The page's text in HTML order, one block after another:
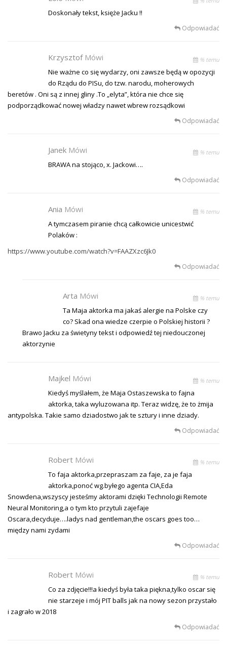
Doskonały tekst, księże Jacku !!
Odpowiadać
Krzysztof Mówi % temu
Nie ważne co się wydarzy, oni zawsze będą w opozycji
do Rządu do PISu, do tzw. narodu, moherowych
beretów . Oni są z innej gliny .To „elyta”, która nie chce się
podporządkować nowej władzy nawet wbrew rozsądkowi
Odpowiadać
Janek Mówi % temu
BRAWA na stojąco, x. Jackowi….
Odpowiadać
Ania Mówi % temu
A tymczasem piranie chcą całkowicie unicestwić
Polaków :
https://www.youtube.com/watch?v=FAAZXzc6Jk0
Odpowiadać
Arta Mówi % temu
Ta Maja aktorka ma jakaś alergie na Polske czy
co? Skad ona wiedze czerpie o Polskiej historii ?
Brawo Jacku za świetyny tekst i odpowiedź tej niedouczonej
aktorzynie
Majkel Mówi % temu
Kiedyś myślałem, że Maja Ostaszewska to fajna
aktorka, taka wyluzowana itp. Teraz widzę, że to żmija
antypolska. Takie samo dziadostwo jak te sztury i inne dziady.
Odpowiadać
Robert Mówi % temu
To faja aktorka,przepraszam za faje, za je faja
aktorka,ponoć wg.byłego agenta CIA,Eda
Snowdena,wszyscy jesteśmy aktorami dzięki Technologii Remote
Neural Monitoring,a o tym kto przytuli zajefaje
Oscara,decyduje….ladys nad gentleman,the oscars goes too…
między nami zydami
Odpowiadać
Robert Mówi % temu
Co za zdjęcie!!!a kiedyś była taka piękna,tylko oscar się
nie starzeje i mój PIT balls jak na nowy sezon przystało
i zagrało w 2018
Odpowiadać